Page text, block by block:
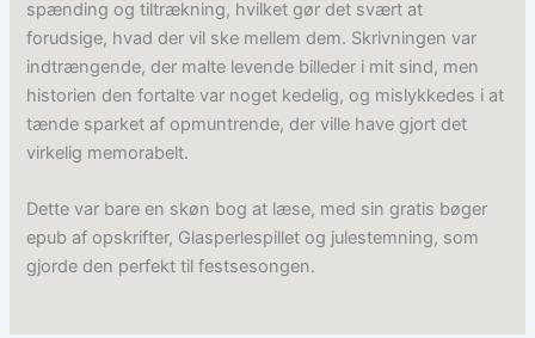
spænding og tiltrækning, hvilket gør det svært at
forudsige, hvad der vil ske mellem dem. Skrivningen var
indtrængende, der malte levende billeder i mit sind, men
historien den fortalte var noget kedelig, og mislykkedes i at
tænde sparket af opmuntrende, der ville have gjort det
virkelig memorabelt.
Dette var bare en skøn bog at læse, med sin gratis bøger
epub af opskrifter, Glasperlespillet og julestemning, som
gjorde den perfekt til festsesongen.